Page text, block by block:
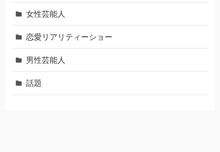
女性芸能人
恋愛リアリティーショー
男性芸能人
話題